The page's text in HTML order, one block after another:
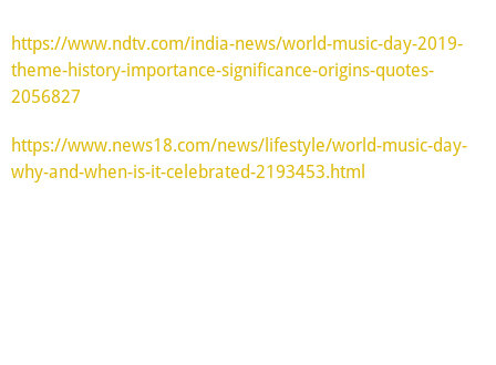
https://www.ndtv.com/india-news/world-music-day-2019-
theme-history-importance-significance-origins-quotes-
2056827
https://www.news18.com/news/lifestyle/world-music-day-
why-and-when-is-it-celebrated-2193453.html